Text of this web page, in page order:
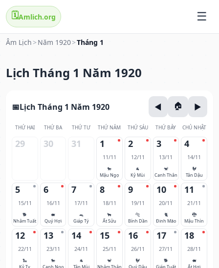
🗓️Amlich.org
Âm Lịch > Năm 1920>Tháng 1
Lịch Tháng 1 Năm 1920
Lịch Tháng 1 Năm 1920
THỨ HAI THỨ BA THỨ TƯ THỨ NĂM THỨ SÁU THỨ BẢY CHỦ NHẬT
29 30 31 1
11/11
🐎
Mậu Ngọ
2
12/11
🐐
Kỷ Mùi
3
13/11
🐒
Canh Thân
4
14/11
🐓
Tân Dậu
5
15/11
🐕
Nhâm Tuất
6
16/11
🐖
Quý Hợi
7
17/11
🐀
Giáp Tý
8
18/11
🐂
Ất Sửu
9
19/11
🐅
Bính Dần
10
20/11
🐈
Đinh Mão
11
21/11
🐉
Mậu Thìn
12
22/11
🐍
13
23/11
🐎
14
24/11
🐐
15
25/11
🐒
16
26/11
🐓
17
27/11
🐕
18
28/11
🐖